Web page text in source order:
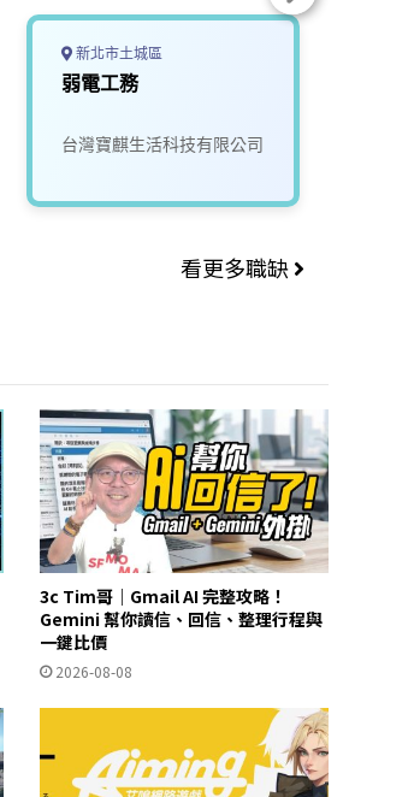
新北市土城區
弱電工務
台灣寶麒生活科技有限公司
看更多職缺
3c Tim哥｜Gmail AI 完整攻略！
Gemini 幫你讀信、回信、整理行程與
一鍵比價
2026-08-08